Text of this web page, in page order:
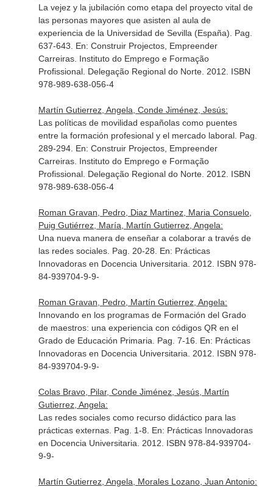
La vejez y la jubilación como etapa del proyecto vital de
las personas mayores que asisten al aula de
experiencia de la Universidad de Sevilla (España). Pag.
637-643. En: Construir Projectos, Empreender
Carreiras. Instituto do Emprego e Formação
Profissional. Delegação Regional do Norte. 2012. ISBN
978-989-638-056-4
Martín Gutierrez, Angela, Conde Jiménez, Jesús:
Las políticas de movilidad españolas como puentes
entre la formación profesional y el mercado laboral. Pag.
289-294. En: Construir Projectos, Empreender
Carreiras. Instituto do Emprego e Formação
Profissional. Delegação Regional do Norte. 2012. ISBN
978-989-638-056-4
Roman Gravan, Pedro, Diaz Martinez, Maria Consuelo,
Puig Gutiérrez, María, Martín Gutierrez, Angela:
Una nueva manera de enseñar a colaborar a través de
las redes sociales. Pag. 20-28. En: Prácticas
Innovadoras en Docencia Universitaria . 2012. ISBN 978-
84-939704-9-9-
Roman Gravan, Pedro, Martín Gutierrez, Angela:
Innovando en los programas de Formación del Grado
de maestros: una experiencia con códigos QR en el
Grado de Educación Primaria. Pag. 7-16. En: Prácticas
Innovadoras en Docencia Universitaria . 2012. ISBN 978-
84-939704-9-9-
Colas Bravo, Pilar, Conde Jiménez, Jesús, Martín
Gutierrez, Angela:
Las redes sociales como recurso didáctico para las
prácticas externas. Pag. 1-8. En: Prácticas Innovadoras
en Docencia Universitaria . 2012. ISBN 978-84-939704-
9-9-
Martín Gutierrez, Angela, Morales Lozano, Juan Antonio: